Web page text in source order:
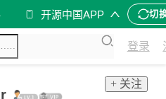
开源中国APP 切
登录
+ 关注